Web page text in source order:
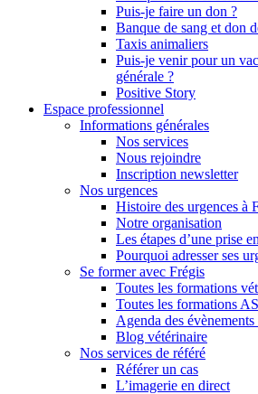
Puis-je faire un don ?
Banque de sang et don
Taxis animaliers
Puis-je venir pour un
générale ?
Positive Story
Espace professionnel
Informations générales
Nos services
Nous rejoindre
Inscription newsletter
Nos urgences
Histoire des urgences à
Notre organisation
Les étapes d’une prise
Pourquoi adresser ses
Se former avec Frégis
Toutes les formations
Toutes les formations
Agenda des
Blog vétérinaire
Nos services de référé
Référer un cas
L’imagerie en direct